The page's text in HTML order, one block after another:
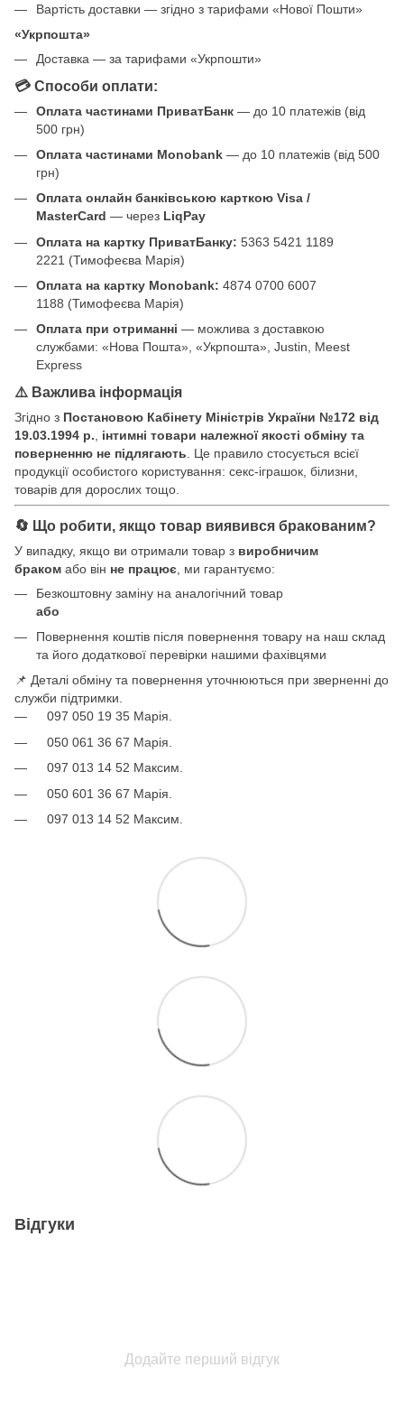
Вартість доставки — згідно з тарифами «Нової Пошти»
«Укрпошта»
Доставка — за тарифами «Укрпошти»
💳 Способи оплати:
Оплата частинами ПриватБанк — до 10 платежів (від
500 грн)
Оплата частинами Monobank — до 10 платежів (від 500
грн)
Оплата онлайн банківською карткою Visa /
MasterCard — через LiqPay
Оплата на картку ПриватБанку: 5363 5421 1189
2221 (Тимофеєва Марія)
Оплата на картку Monobank: 4874 0700 6007
1188 (Тимофеєва Марія)
Оплата при отриманні — можлива з доставкою
службами: «Нова Пошта», «Укрпошта», Justin, Meest
Express
⚠️ Важлива інформація
Згідно з Постановою Кабінету Міністрів України №172 від
19.03.1994 р.
інтимні товари належної якості обміну та
поверненню не підлягають . Це правило стосується всієї
продукції особистого користування: секс-іграшок, білизни,
товарів для дорослих тощо.
🔄 Що робити, якщо товар виявився бракованим?
У випадку, якщо ви отримали товар з виробничим
браком або він не працює , ми гарантуємо:
Безкоштовну заміну на аналогічний товар
або
Повернення коштів після повернення товару на наш склад
та його додаткової перевірки нашими фахівцями
📌 Деталі обміну та повернення уточнюються при зверненні до
служби підтримки.
097 050 19 35 Марія.
050 061 36 67 Марія.
097 013 14 52 Максим.
050 601 36 67 Марія.
097 013 14 52 Максим.
Відгуки
Додайте перший відгук